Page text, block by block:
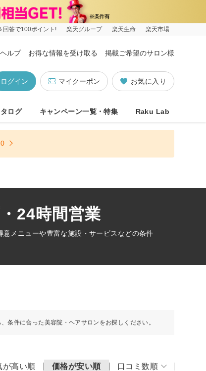
回答で100ポイント! 楽天グループ 楽天生命 楽天市場
ヘルプ お得な情報を受け取る 掲載ご希望のサロン様
お気に入り
マイクーポン
ログイン
ログ キャンペーン一覧・特集 Raku Lab
24時間営業
メニューや豊富な施設・サービスなどの条件
条件に合った美容院・ヘアサロンをお探しください。
が高い順 価格が安い順 口コミ数順